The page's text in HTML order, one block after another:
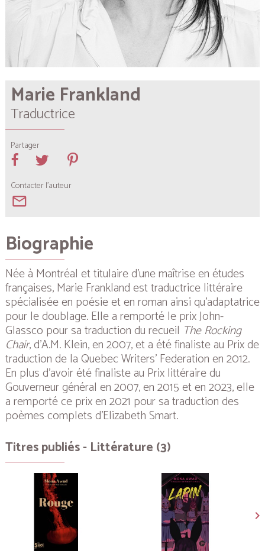
Marie Frankland
Traductrice
Partager
Contacter l'auteur
mail_outline
Biographie
Née à Montréal et titulaire d’une maîtrise en études
françaises, Marie Frankland est traductrice littéraire
spécialisée en poésie et en roman ainsi qu’adaptatrice
pour le doublage. Elle a remporté le prix John-
Glassco pour sa traduction du recueil The Rocking
Chair, d’A.M. Klein, en 2007, et a été finaliste au Prix de
traduction de la Quebec Writers’ Federation en 2012.
En plus d’avoir été finaliste au Prix littéraire du
Gouverneur général en 2007, en 2015 et en 2023, elle
a remporté ce prix en 2021 pour sa traduction des
poèmes complets d’Elizabeth Smart.
Titres publiés - Littérature (3)